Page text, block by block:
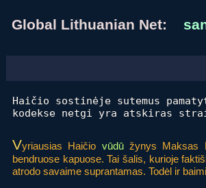
Global Lithuanian Net:
Haičio sostinėje sutemus
kodekse netgi yra atskiras
Vyriausias Haičio vūdūžynys Maksas
bendruose kapuose. Tai šalis, kurioje
atrodo savaime suprantamas. Todėl ir